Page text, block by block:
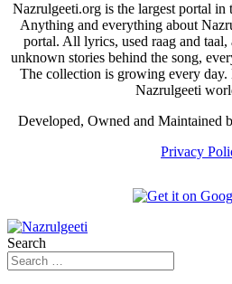
Nazrulgeeti.org is the largest portal
Anything and everything about
portal. All lyrics, used raag and
unknown stories behind the song,
The collection is growing every day.
Nazrulgeeti
Developed, Owned and Maintained
Privacy
Search